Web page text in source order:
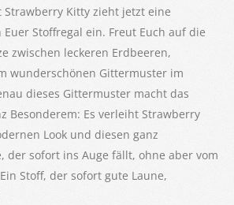
Kitty zieht jetzt eine
Stoffregal ein. Freut Euch auf die
zwischen leckeren Erdbeeren,
wunderschönen Gittermuster im
dieses Gittermuster macht das
Besonderem: Es verleiht Strawberry
Look und diesen ganz
der sofort ins Auge fällt, ohne aber vom
Stoff, der sofort gute Laune,